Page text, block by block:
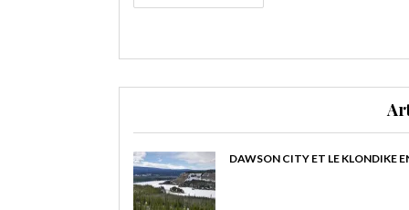
DAWSON CITY ET LE KLONDIKE